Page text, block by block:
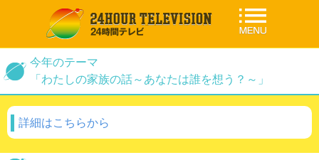
今年のテーマ
「わたしの家族の話～あなたは誰を想う？～」
詳細はこちらから